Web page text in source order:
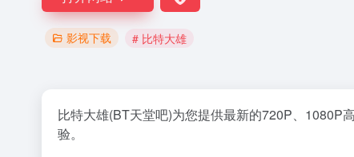
影视下载 # 比特大雄
比特大雄(BT天堂吧)为您提供最新的720P、1080P
验。